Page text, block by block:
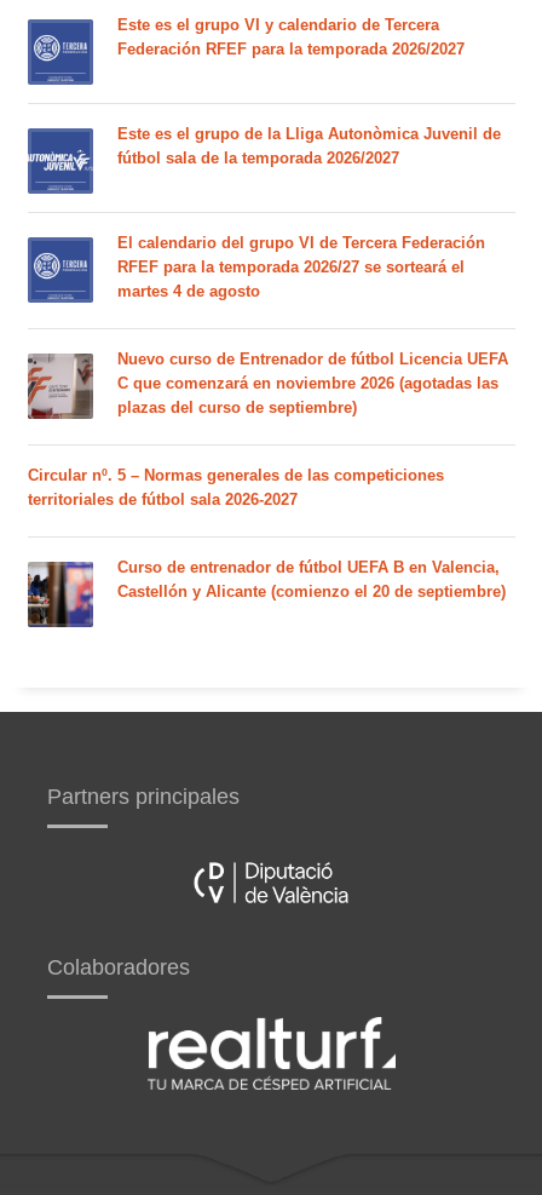
Este es el grupo VI y calendario de Tercera
Federación RFEF para la temporada 2026/2027
Este es el grupo de la Lliga Autonòmica Juvenil de
fútbol sala de la temporada 2026/2027
El calendario del grupo VI de Tercera Federación
RFEF para la temporada 2026/27 se sorteará el
martes 4 de agosto
Nuevo curso de Entrenador de fútbol Licencia UEFA
C que comenzará en noviembre 2026 (agotadas las
plazas del curso de septiembre)
Circular nº. 5 – Normas generales de las competiciones
territoriales de fútbol sala 2026-2027
Curso de entrenador de fútbol UEFA B en Valencia,
Castellón y Alicante (comienzo el 20 de septiembre)
Partners principales
Colaboradores